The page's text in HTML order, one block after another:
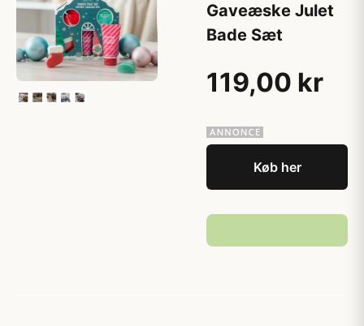
Gaveæske Julet
Bade Sæt
119,00 kr
Køb her